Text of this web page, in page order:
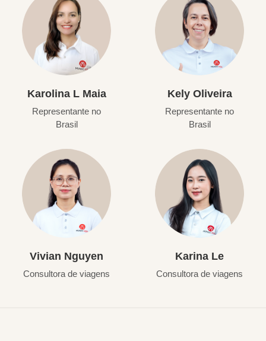
Karolina L Maia
Representante no
Brasil
Kely Oliveira
Representante no
Brasil
Vivian Nguyen
Consultora de viagens
Karina Le
Consultora de viagens